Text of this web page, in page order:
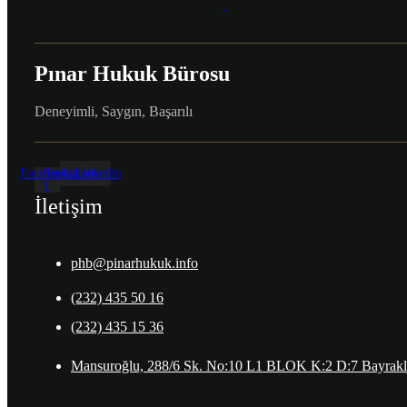
Pınar Hukuk Bürosu
Deneyimli, Saygın, Başarılı
Facebook-
f
InstagramLinkedin
İletişim
phb@pinarhukuk.info
(232) 435 50 16
(232) 435 15 36
Mansuroğlu, 288/6 Sk. No:10 L1 BLOK K:2 D:7